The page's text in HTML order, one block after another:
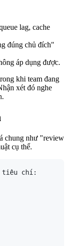
lag, cache
đúng chủ đích"
áp dụng được.
khi team đang
xét đó nghe
chung như "review
cụ thể.
tiêu chí: